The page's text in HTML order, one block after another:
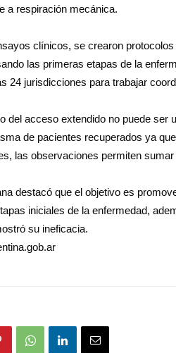
a respiración mecánica.
clínicos, se crearon
las primeras etapas de la
24 jurisdicciones para trabajar
del acceso extendido no puede ser
de pacientes recuperados ya
las observaciones permiten sumar
destacó que el objetivo es
iniciales de la enfermedad,
su ineficacia.